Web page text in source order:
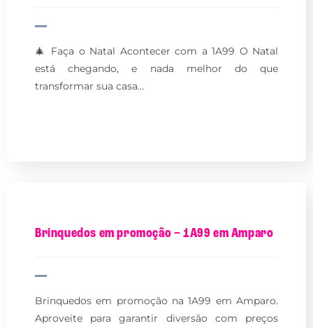
🎄 Faça o Natal Acontecer com a 1A99 O Natal
está chegando, e nada melhor do que
transformar sua casa…
Brinquedos em promoção – 1A99 em Amparo
Brinquedos em promoção na 1A99 em Amparo.
Aproveite para garantir diversão com preços